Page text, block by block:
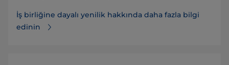
İş birliğine dayalı yenilik hakkında daha fazla bilgi
edinin